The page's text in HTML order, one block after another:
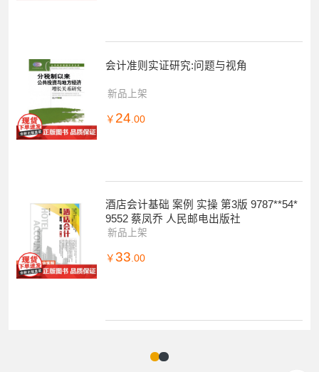
会计准则实证研究:问题与视角
新品上架
￥ 24 .00
酒店会计基础 案例 实操 第3版 9787**54*
9552 蔡凤乔 人民邮电出版社
新品上架
￥ 33.00